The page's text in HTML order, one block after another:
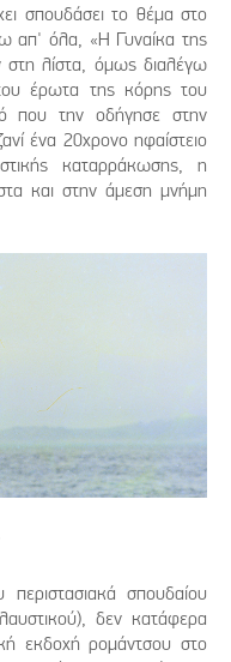
σπουδάσει το θέμα στο
απ' όλα, «Η Γυναίκα της
στη λίστα, όμως διαλέγω
έρωτα της κόρης του
που την οδήγησε στην
ένα 20χρονο ηφαίστειο
καταρράκωσης, η
και στην άμεση μνήμη
σπουδαίου
δεν κατάφερα
εκδοχή ρομάντσου στο